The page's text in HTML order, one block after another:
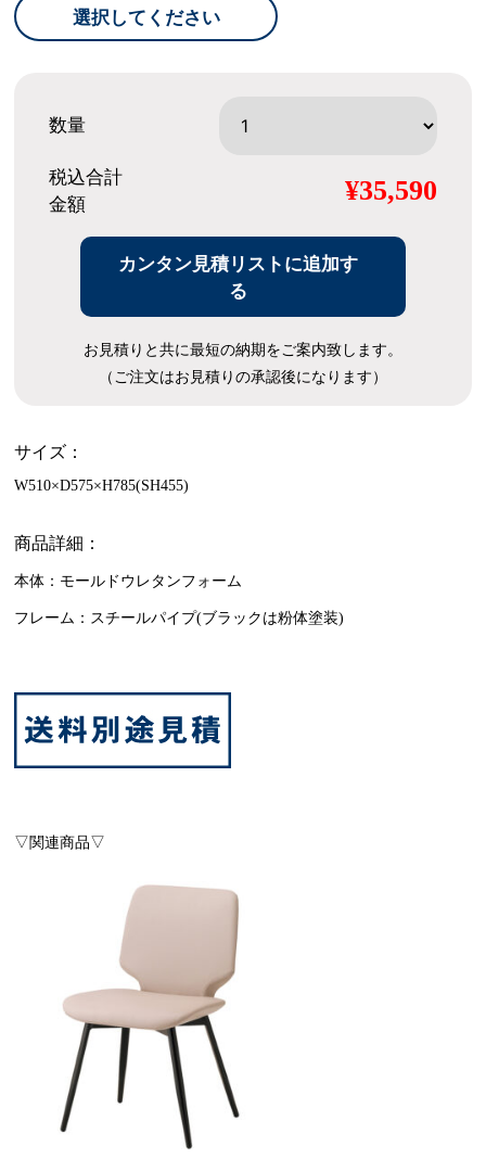
選択してください
数量
税込合計
金額
¥35,590
カンタン見積リストに追加す
る
お見積りと共に最短の納期をご案内致します。
（ご注文はお見積りの承認後になります）
サイズ：
W510×D575×H785(SH455)
商品詳細：
本体：モールドウレタンフォーム
フレーム：スチールパイプ(ブラックは粉体塗装)
▽関連商品▽